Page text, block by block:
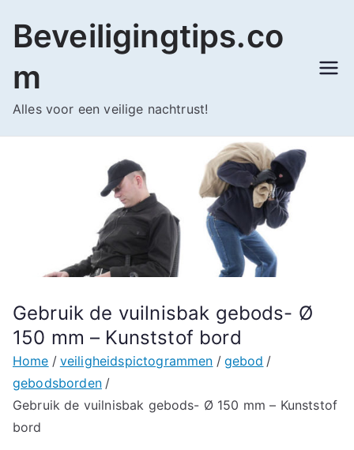
naar
inhoud
Beveiligingtips.co
m
Alles voor een veilige nachtrust!
Gebruik de vuilnisbak gebods- Ø
150 mm – Kunststof bord
Home veiligheidspictogrammen
gebod
gebodsborden
Gebruik de vuilnisbak gebods- Ø 150 mm – Kunststof
bord